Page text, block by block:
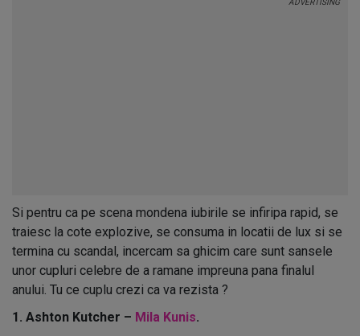
Si pentru ca pe scena mondena iubirile se infiripa rapid, se
traiesc la cote explozive, se consuma in locatii de lux si se
termina cu scandal, incercam sa ghicim care sunt sansele
unor cupluri celebre de a ramane impreuna pana finalul
anului. Tu ce cuplu crezi ca va rezista ?
1. Ashton Kutcher – Mila Kunis.